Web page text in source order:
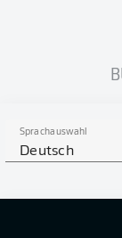
Sprachauswahl
Deutsch
Christian
Sport-Club
Kapitän
gebrochen